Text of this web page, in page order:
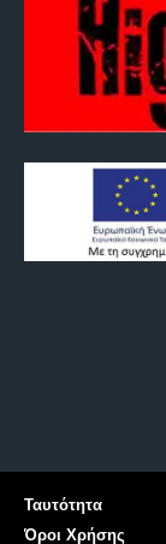
Ταυτότητα
Όροι Χρήσης